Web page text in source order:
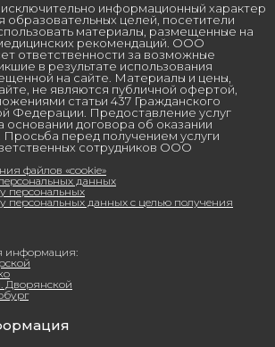
информационный характер
образовательных целей, посетители
материалы, размещенные на
рекомендаций. ООО
ответственности за возможные
в результате использования
на сайте. Материалы и цены,
не являются публичной офертой,
статьи 437 Гражданского
Федерации. Предоставление услуг
основании договора об оказании
Просьба перед получением услуги
сотрудников ООО
файлов «cookie»
данных
персональных
персональных данных с целью получения
информация:
Дворянской